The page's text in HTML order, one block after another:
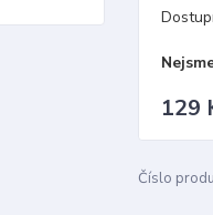
129
Číslo